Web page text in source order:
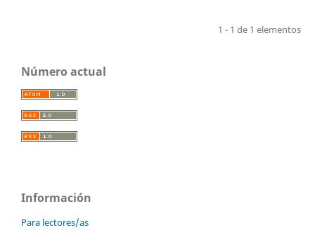
1 - 1 de 1 elementos
Número actual
Información
Para lectores/as